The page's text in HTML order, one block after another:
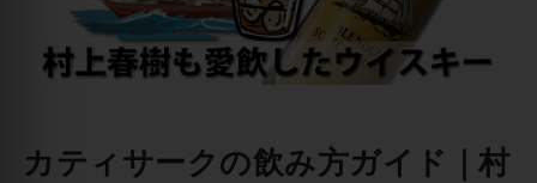
カティサークの飲み方ガイド｜村